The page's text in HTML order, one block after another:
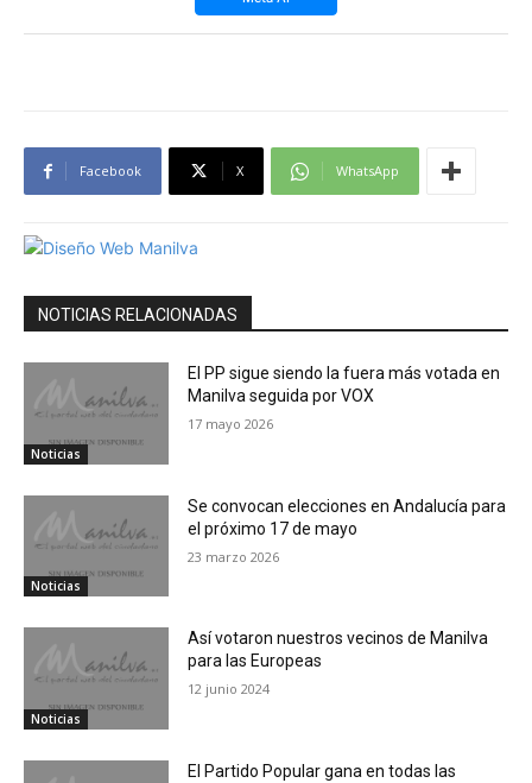
Facebook X WhatsApp
NOTICIAS RELACIONADAS
Noticias
El PP sigue siendo la fuera más votada en
Manilva seguida por VOX
17 mayo 2026
Noticias
Se convocan elecciones en Andalucía para
el próximo 17 de mayo
23 marzo 2026
Noticias
Así votaron nuestros vecinos de Manilva
para las Europeas
12 junio 2024
El Partido Popular gana en todas las